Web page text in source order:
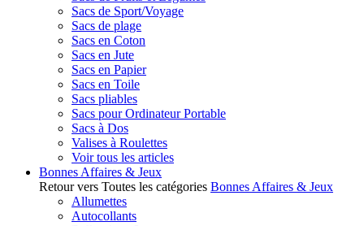
Sacs de Sport/Voyage
Sacs de plage
Sacs en Coton
Sacs en Jute
Sacs en Papier
Sacs en Toile
Sacs pliables
Sacs pour Ordinateur Portable
Sacs à Dos
Valises à Roulettes
Voir tous les articles
Bonnes Affaires & Jeux
Retour vers Toutes les catégories Bonnes Affaires & Jeux
Allumettes
Autocollants